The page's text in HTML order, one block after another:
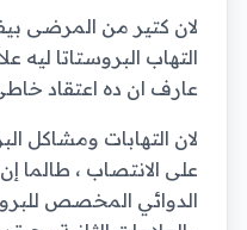
لان كتير من المرضى
التهاب البروستاتا ليه
عارف ان ده اعتقاد
لان التهابات ومشاكل
على الانتصاب ، طالما
الدوائي المخصص